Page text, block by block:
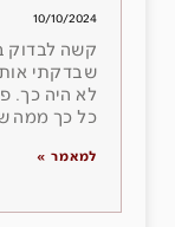
10/10/2024
קשה לבדוק
שבדקתי
לא היה כך.
כל כך ממה
למאמר »